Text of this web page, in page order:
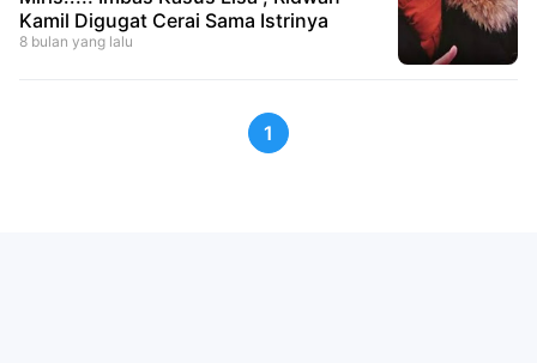
Kamil Digugat Cerai Sama Istrinya
8 bulan yang lalu
1